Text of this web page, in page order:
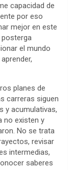
capacidad de
por eso
mejor en este
el mundo
planes de
carreras siguen
y acumulativas,
no existen y
No se trata
revisar
intermedias,
saberes